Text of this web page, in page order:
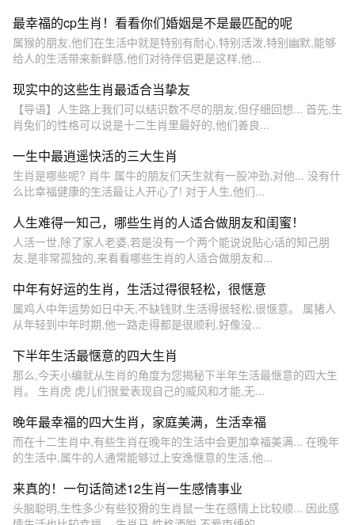
最幸福的cp生肖！看看你们婚姻是不是最匹配的呢
属猴的朋友,他们在生活中就是特别有耐心,特别活泼,特别幽默,能够
给人的生活带来新鲜感,他们对待伴侣更是这样,他...
现实中的这些生肖最适合当挚友
【导语】人生路上我们可以结识数不尽的朋友,但仔细回想... 首先,生
肖兔们的性格可以说是十二生肖里最好的,他们善良...
一生中最逍遥快活的三大生肖
生肖是哪些呢? 肖牛 属牛的朋友们天生就有一股冲劲,对他... 没有什
么比幸福健康的生活最让人开心了! 对于人生,他们...
人生难得一知己，哪些生肖的人适合做朋友和闺蜜！
人活一世,除了家人老婆,若是没有一个两个能说说贴心话的知己朋
友,是非常孤独的,来看看哪些生肖的人适合做朋友和...
中年有好运的生肖，生活过得很轻松，很惬意
属鸡人中年运势如日中天,不缺钱财,生活得很轻松,很惬意。 属猪人
从年轻到中年时期,他一路走得都是很顺利,好像没...
下半年生活最惬意的四大生肖
那么,今天小编就从生肖的角度为您揭秘下半年生活最惬意的四大生
肖。 生肖虎 虎儿们很爱表现自己的威风和才能,无...
晚年最幸福的四大生肖，家庭美满，生活幸福
而在十二生肖中,有些生肖在晚年的生活中会更加幸福美满... 在晚年
的生活中,属牛的人通常能够过上安逸惬意的生活,他...
来真的！一句话简述12生肖一生感情事业
头脑聪明,生性多少有些狡猾的生肖鼠一生在感情上比较顺... 因此感